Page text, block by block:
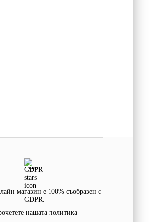
GDPR
магазин е 100% съобразен с
GDPR.
нашата политика